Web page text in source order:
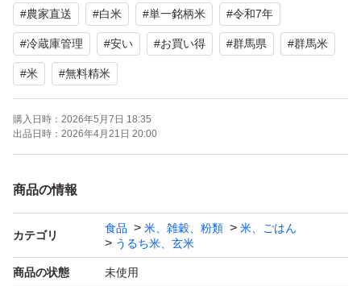
栃木県のブランド米「とちぎの星」は、大粒で豊かな甘み
があり、炊飯後も粒が崩れず、冷めてもおいしいという特
徴があります。
【味の特徴】
温かい米飯では味度が高く、旨味成分が多く含まれていま
す
むほどほぐれて、粘りと弾力のある食感（美味しさ）が感
じられます。
黒っぽいお米が混じっていることがありますので御了承下
さい。
#農家直送 #白米 #単一銘柄米 #令和7年
#冷蔵庫管理 #安い #お買い得 #群馬県 #群馬米
#米 #無料精米
購入日時： 2026年5月7日 18:35
出品日時： 2026年4月21日 20:00
商品の情報
カテゴリ
食品 米、雑穀、粉類
米、ごはん
うるち米、玄米
商品の状態 未使用